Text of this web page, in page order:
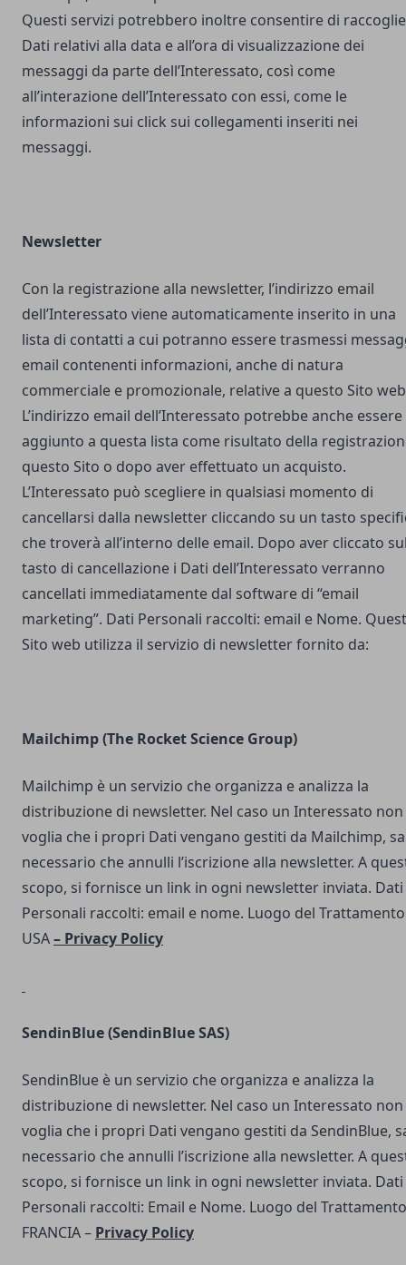
Questi servizi potrebbero inoltre consentire di
Dati relativi alla data e all’ora di visualizzazione dei
messaggi da parte dell’Interessato, così come
all’interazione dell’Interessato con essi, come le
informazioni sui click sui collegamenti inseriti nei
messaggi.
Newsletter
Con la registrazione alla newsletter, l’indirizzo email
dell’Interessato viene automaticamente inserito in una
lista di contatti a cui potranno essere trasmessi
email contenenti informazioni, anche di natura
commerciale e promozionale, relative a questo Sito
L’indirizzo email dell’Interessato potrebbe anche essere
aggiunto a questa lista come risultato della
questo Sito o dopo aver effettuato un acquisto.
L’Interessato può scegliere in qualsiasi momento di
cancellarsi dalla newsletter cliccando su un tasto
che troverà all’interno delle email. Dopo aver cliccato
tasto di cancellazione i Dati dell’Interessato verranno
cancellati immediatamente dal software di “email
marketing”. Dati Personali raccolti: email e Nome.
Sito web utilizza il servizio di newsletter fornito da:
Mailchimp (The Rocket Science Group)
Mailchimp è un servizio che organizza e analizza la
distribuzione di newsletter. Nel caso un Interessato non
voglia che i propri Dati vengano gestiti da Mailchimp,
necessario che annulli l’iscrizione alla newsletter. A
scopo, si fornisce un link in ogni newsletter inviata. Dati
Personali raccolti: email e nome. Luogo del
USA– Privacy Policy
SendinBlue(SendinBlue SAS)
SendinBlue è un servizio che organizza e analizza la
distribuzione di newsletter. Nel caso un Interessato non
voglia che i propri Dati vengano gestiti da SendinBlue,
necessario che annulli l’iscrizione alla newsletter. A
scopo, si fornisce un link in ogni newsletter inviata. Dati
Personali raccolti: Email e Nome. Luogo del
FRANCIA – Privacy Policy